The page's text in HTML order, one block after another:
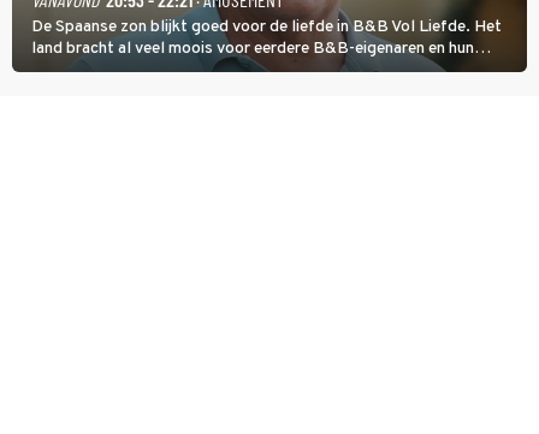
De Spaanse zon blijkt goed voor de liefde in B&B Vol Liefde. Het
land bracht al veel moois voor eerdere B&B-eigenaren en hun
partners. Ook Paul runt zijn gastenverblijf in Spanje. De 62-jarige